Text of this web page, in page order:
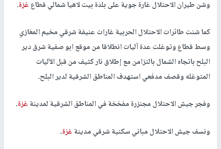
وشن طيران الاحتلال غارة جوية على بلدة بيت لاهيا شمالي قطاعغزة.
كما شنت طائرات الاحتلال الحربية غارات عنيفة شرقي مخيم المغازي
وسط قطاع وتوغلت عدة آليات انطلاقا من موقع ابو صفية شرق دير
البلح باتجاه الشمال بالتزامن مع إطلاق نار كثيف من قبل الآليات
المتوغله وقصف مدفعي استهدف المناطق الشرقية لدير البلح.
وفجر جيش الاحتلال مجنزرة مفخخة في المناطق الشرقية لمدينةغزة.
ونسف جيش الاحتلال مباني سكنية شرقي مدينةغزة.